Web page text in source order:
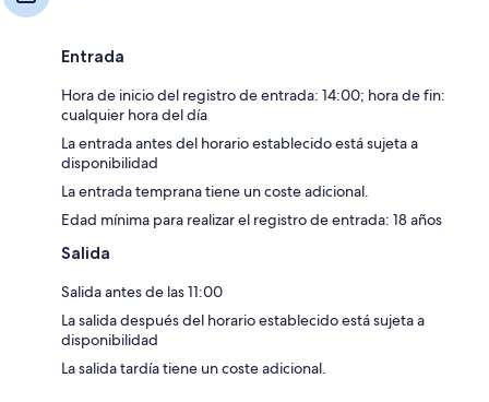
Entrada
Hora de inicio del registro de entrada: 14:00; hora de fin:
cualquier hora del día
La entrada antes del horario establecido está sujeta a
disponibilidad
La entrada temprana tiene un coste adicional.
Edad mínima para realizar el registro de entrada: 18 años
Salida
Salida antes de las 11:00
La salida después del horario establecido está sujeta a
disponibilidad
La salida tardía tiene un coste adicional.